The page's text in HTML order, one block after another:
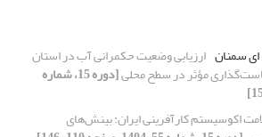
سمنان ارزیابی وضعیت حکمرانی آب در استان
مؤثر در سطح محلی [دوره 15، شماره
اکوسیستم کارآفرینی ایران: بینش‌های